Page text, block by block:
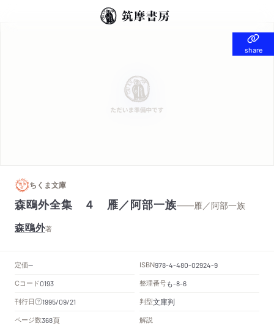
share
share
ちくま文庫
森鴎外全集 ４ 雁／阿部一族——雁／阿部一族
森鴎外著
定価-- ISBN978-4-480-02924-9
Cコード0193 整理番号も-8-6
刊行日 1995/09/21 判型文庫判
ページ数368頁 解説